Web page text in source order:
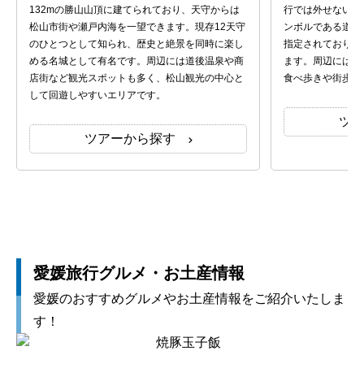
132mの勝山山頂に建てられており、天守からは
松山市街や瀬戸内海を一望できます。現存12天守
のひとつとして知られ、歴史と絶景を同時に楽し
める名城として有名です。周辺には道後温泉や商
店街など観光スポットも多く、松山観光の中心と
して回遊しやすいエリアです。
ツアーから探す
行では外せない
ンボルである道
指定されており
ます。周辺には
食べ歩きや街歩
ツ
愛媛旅行グルメ・お土産情報
愛媛のおすすめグルメやお土産情報をご紹介いたしま
す！